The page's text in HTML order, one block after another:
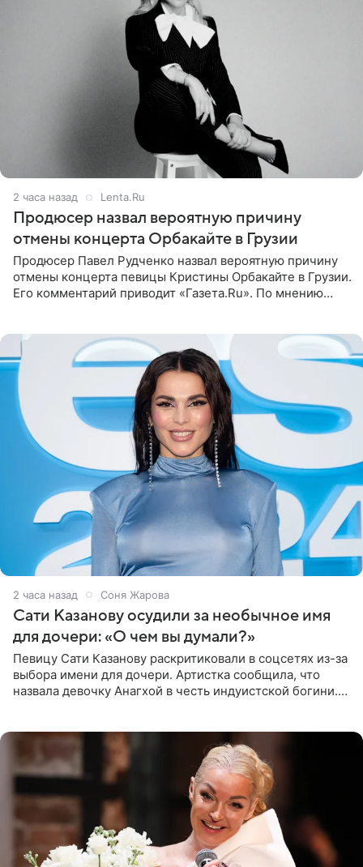
2 часа назад Lenta.Ru
Продюсер назвал вероятную причину
отмены концерта Орбакайте в Грузии
Продюсер Павел Рудченко назвал вероятную причину
отмены концерта певицы Кристины Орбакайте в Грузии.
Его комментарий приводит «Газета.Ru». По мнению
2 часа назад Соня Жарова
Сати Казанову осудили за необычное имя
для дочери: «О чем вы думали?»
Певицу Сати Казанову раскритиковали в соцсетях из-за
выбора имени для дочери. Артистка сообщила, что
назвала девочку Анагхой в честь индуистской богини.